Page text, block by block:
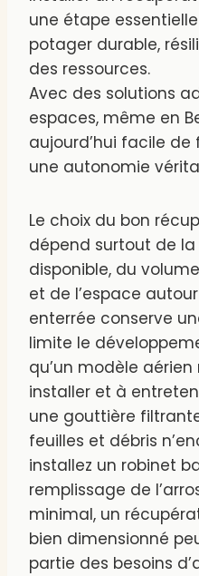
une étape
potager durable,
des ressources.
Avec des solutions
espaces, même en
aujourd’hui facile
une autonomie
Le choix du bon
dépend surtout de
disponible, du
et de l’espace
enterrée conserve
limite le
qu’un modèle
installer et à
une gouttière
feuilles et débris
installez un robinet
remplissage de
minimal, un
bien dimensionné
partie des besoins